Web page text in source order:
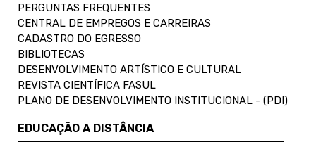
PERGUNTAS FREQUENTES
CENTRAL DE EMPREGOS E CARREIRAS
CADASTRO DO EGRESSO
BIBLIOTECAS
DESENVOLVIMENTO ARTÍSTICO E CULTURAL
REVISTA CIENTÍFICA FASUL
PLANO DE DESENVOLVIMENTO INSTITUCIONAL - (PDI)
EDUCAÇÃO A DISTÂNCIA